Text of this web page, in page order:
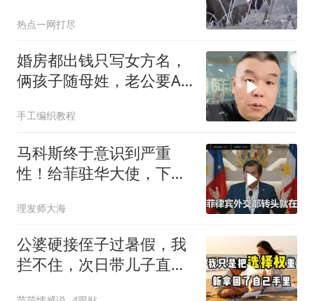
热点一网打尽
婚房都出钱只写女方名，
俩孩子随母姓，老公要AA
手工编织教程
马科斯终于意识到严重
性！给菲驻华大使，下达
理发师大海
公婆硬接侄子过暑假，我
拦不住，次日带儿子直飞